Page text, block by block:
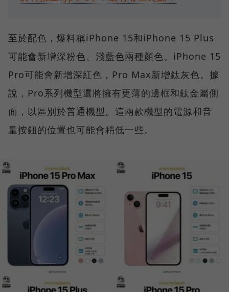
至於配色，爆料稱iPhone 15和iPhone 15 Plus
可能會新增深粉色、淺藍色兩種顏色。iPhone 15
Pro可能會新增深紅色，Pro Max新增鈦灰色。據
說，Pro系列機型還將擁有更薄的邊框和鈦金屬側
面，以區別於普通機型。這兩款機型的電源和音
量按鈕的位置也可能會稍低一些。